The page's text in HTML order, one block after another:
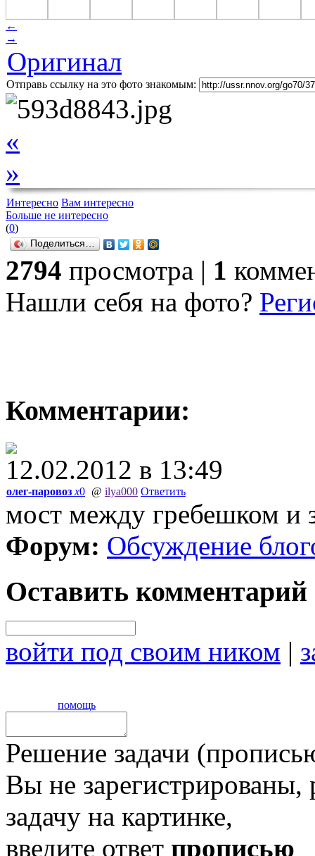
←
→
Оригинал
Отправь ссылку на это фото знакомым:
«
»
Интересно Вам интересно
Больше не интересно
(0)
Поделиться…
2794 просмотра | 1
Нашли себя на фото?
Комментарии:
12.02.2012 в 13:49
олег-паровоз x0 @ ilya000 Ответить
мост между гребешком и
Форум: Обсуждение
Оставить комментарий
войти под своим ником |
помощь
Решение задачи
Вы не
задачу на картинке,
введите ответ прописью